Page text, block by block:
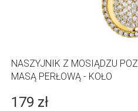
NASZYJNIK Z MOSIĄDZU
MASĄ PERŁOWĄ - KOŁO
179 zł